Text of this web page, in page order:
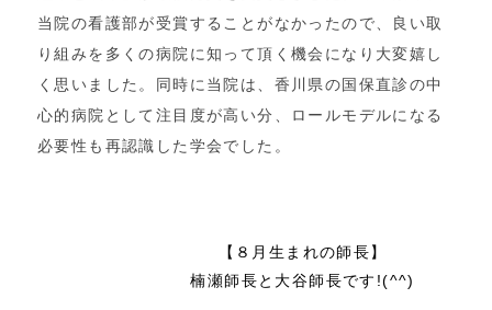
当院の看護部が受賞することがなかったので、良い取
り組みを多くの病院に知って頂く機会になり大変嬉し
く思いました。同時に当院は、香川県の国保直診の中
心的病院として注目度が高い分、ロールモデルになる
必要性も再認識した学会でした。
【８月生まれの師長】
楠瀬師長と大谷師長です!(^^)